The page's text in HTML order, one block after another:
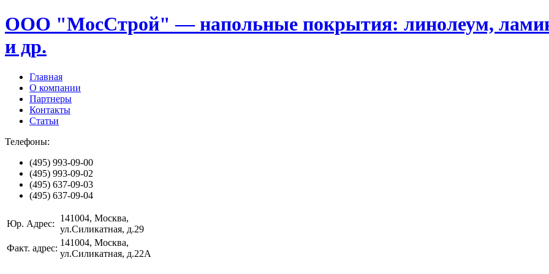
ООО "МосСтрой" — напольные покрытия: линолеум,
и др.
Главная
О компании
Партнеры
Контакты
Статьи
Телефоны:
(495) 993-09-00
(495) 993-09-02
(495) 637-09-03
(495) 637-09-04
Юр. Адрес:
141004, Москва,
ул.Силикатная, д.29
Факт. адрес:
141004, Москва,
ул.Силикатная, д.22А